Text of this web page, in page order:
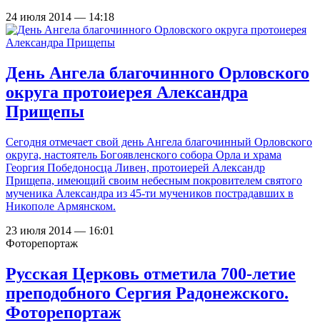
24 июля 2014 — 14:18
День Ангела благочинного Орловского
округа протоиерея Александра
Прищепы
Сегодня отмечает свой день Ангела благочинный Орловского
округа, настоятель Богоявленского собора Орла и храма
Георгия Победоносца Ливен, протоиерей Александр
Прищепа, имеющий своим небесным покровителем святого
мученика Александра из 45-ти мучеников пострадавших в
Никополе Армянском.
23 июля 2014 — 16:01
Фоторепортаж
Русская Церковь отметила 700-летие
преподобного Сергия Радонежского.
Фоторепортаж